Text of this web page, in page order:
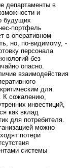
департаменты в
и
будущих
портфель
в оперативном
но, по-видимому, -
персонала
без
опасно.
взаимодействия
для
К сожалению,
инвестиций,
как вклад
для потребителя.
можно
потери
системы